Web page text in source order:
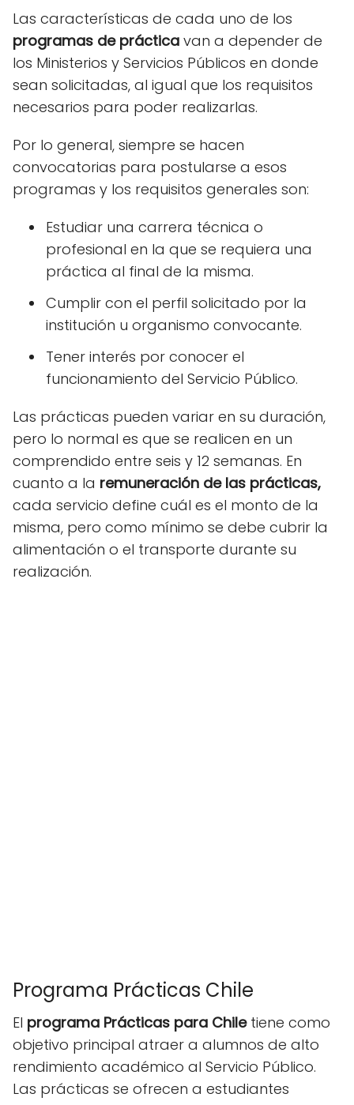
Las características de cada uno de los
programas de práctica van a depender de
los Ministerios y Servicios Públicos en donde
sean solicitadas, al igual que los requisitos
necesarios para poder realizarlas.
Por lo general, siempre se hacen
convocatorias para postularse a esos
programas y los requisitos generales son:
Estudiar una carrera técnica o
profesional en la que se requiera una
práctica al final de la misma.
Cumplir con el perfil solicitado por la
institución u organismo convocante.
Tener interés por conocer el
funcionamiento del Servicio Público.
Las prácticas pueden variar en su duración,
pero lo normal es que se realicen en un
comprendido entre seis y 12 semanas. En
cuanto a la remuneración de las prácticas,
cada servicio define cuál es el monto de la
misma, pero como mínimo se debe cubrir la
alimentación o el transporte durante su
realización.
Programa Prácticas Chile
El programa Prácticas para Chiletiene como
objetivo principal atraer a alumnos de alto
rendimiento académico al Servicio Público.
Las prácticas se ofrecen a estudiantes